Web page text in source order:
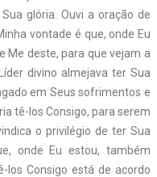
glória. Ouvi a oração de
vontade é que, onde Eu
Me deste, para que vejam a
divino almejava ter Sua
em Seus sofrimentos e
tê-los Consigo, para serem
o privilégio de ter Sua
onde Eu estou, também
los Consigo está de acordo